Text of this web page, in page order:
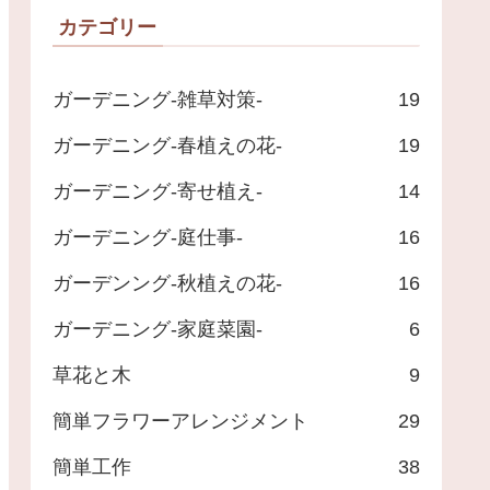
カテゴリー
ガーデニング-雑草対策- 19
ガーデニング-春植えの花- 19
ガーデニング-寄せ植え- 14
ガーデニング-庭仕事- 16
ガーデンング-秋植えの花- 16
ガーデニング-家庭菜園- 6
草花と木 9
簡単フラワーアレンジメント 29
簡単工作 38